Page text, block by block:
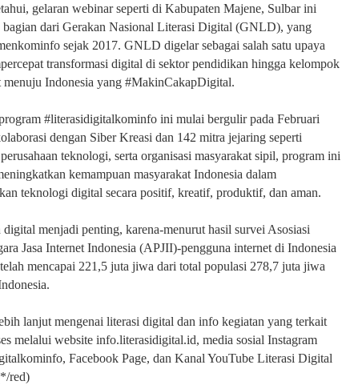
gelaran webinar seperti di Kabupaten Majene, Sulbar ini
bagian dari Gerakan Nasional Literasi Digital (GNLD), yang
sejak 2017. GNLD digelar sebagai salah satu upaya
transformasi digital di sektor pendidikan hingga kelompok
menuju Indonesia yang #MakinCakapDigital.
#literasidigitalkominfo ini mulai bergulir pada Februari
dengan Siber Kreasi dan 142 mitra jejaring seperti
teknologi, serta organisasi masyarakat sipil, program ini
kemampuan masyarakat Indonesia dalam
teknologi digital secara positif, kreatif, produktif, dan aman.
digital menjadi penting, karena-menurut hasil survei Asosiasi
Jasa Internet Indonesia (APJII)-pengguna internet di Indonesia
mencapai 221,5 juta jiwa dari total populasi 278,7 juta jiwa
lanjut mengenai literasi digital dan info kegiatan yang terkait
melalui website info.literasidigital.id, media sosial Instagram
Facebook Page, dan Kanal YouTube Literasi Digital
red)